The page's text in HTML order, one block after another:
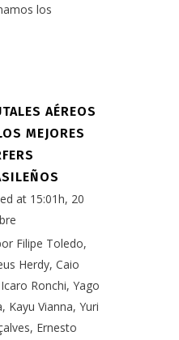
los
AÉREOS
MEJORES
at 15:01h, 20
Filipe Toledo,
Herdy, Caio
Ronchi, Yago
Kayu Vianna, Yuri
Ernesto